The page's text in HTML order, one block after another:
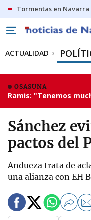
Tormentas en Navarra
ACTUALIDAD
OSASUNA
Ramis: "Tenemos
Sánchez
pactos del
Andueza trata de
una alianza con EH